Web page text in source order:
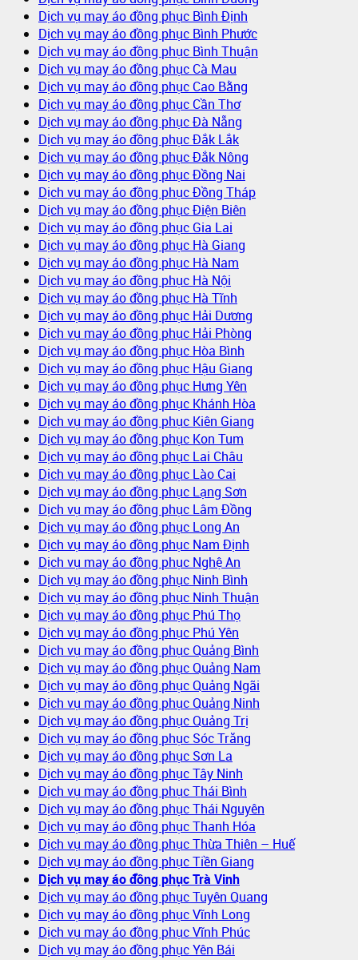
Dịch vụ may áo đồng phục Bình Định
Dịch vụ may áo đồng phục Bình Phước
Dịch vụ may áo đồng phục Bình Thuận
Dịch vụ may áo đồng phục Cà Mau
Dịch vụ may áo đồng phục Cao Bằng
Dịch vụ may áo đồng phục Cần Thơ
Dịch vụ may áo đồng phục Đà Nẵng
Dịch vụ may áo đồng phục Đắk Lắk
Dịch vụ may áo đồng phục Đắk Nông
Dịch vụ may áo đồng phục Đồng Nai
Dịch vụ may áo đồng phục Đồng Tháp
Dịch vụ may áo đồng phục Điện Biên
Dịch vụ may áo đồng phục Gia Lai
Dịch vụ may áo đồng phục Hà Giang
Dịch vụ may áo đồng phục Hà Nam
Dịch vụ may áo đồng phục Hà Nội
Dịch vụ may áo đồng phục Hà Tĩnh
Dịch vụ may áo đồng phục Hải Dương
Dịch vụ may áo đồng phục Hải Phòng
Dịch vụ may áo đồng phục Hòa Bình
Dịch vụ may áo đồng phục Hậu Giang
Dịch vụ may áo đồng phục Hưng Yên
Dịch vụ may áo đồng phục Khánh Hòa
Dịch vụ may áo đồng phục Kiên Giang
Dịch vụ may áo đồng phục Kon Tum
Dịch vụ may áo đồng phục Lai Châu
Dịch vụ may áo đồng phục Lào Cai
Dịch vụ may áo đồng phục Lạng Sơn
Dịch vụ may áo đồng phục Lâm Đồng
Dịch vụ may áo đồng phục Long An
Dịch vụ may áo đồng phục Nam Định
Dịch vụ may áo đồng phục Nghệ An
Dịch vụ may áo đồng phục Ninh Bình
Dịch vụ may áo đồng phục Ninh Thuận
Dịch vụ may áo đồng phục Phú Thọ
Dịch vụ may áo đồng phục Phú Yên
Dịch vụ may áo đồng phục Quảng Bình
Dịch vụ may áo đồng phục Quảng Nam
Dịch vụ may áo đồng phục Quảng Ngãi
Dịch vụ may áo đồng phục Quảng Ninh
Dịch vụ may áo đồng phục Quảng Trị
Dịch vụ may áo đồng phục Sóc Trăng
Dịch vụ may áo đồng phục Sơn La
Dịch vụ may áo đồng phục Tây Ninh
Dịch vụ may áo đồng phục Thái Bình
Dịch vụ may áo đồng phục Thái Nguyên
Dịch vụ may áo đồng phục Thanh Hóa
Dịch vụ may áo đồng phục Thừa Thiên – Huế
Dịch vụ may áo đồng phục Tiền Giang
Dịch vụ may áo đồng phục Trà Vinh
Dịch vụ may áo đồng phục Tuyên Quang
Dịch vụ may áo đồng phục Vĩnh Long
Dịch vụ may áo đồng phục Vĩnh Phúc
Dịch vụ may áo đồng phục Yên Bái